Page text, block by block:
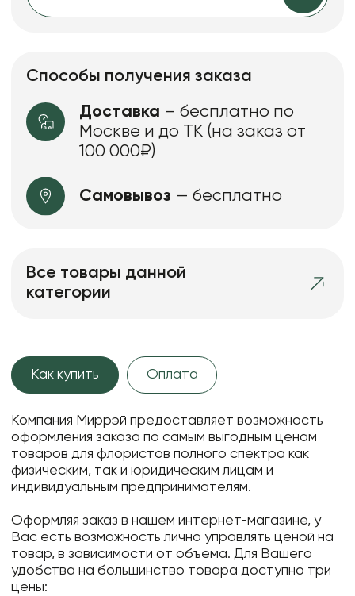
Способы получения заказа
Доставка – бесплатно по
Москве и до ТК (на заказ от
100 000₽)
Самовывоз — бесплатно
Все товары данной
категории
Как купить Оплата
Компания Миррэй предоставляет возможность
оформления заказа по самым выгодным ценам
товаров для флористов полного спектра как
физическим, так и юридическим лицам и
индивидуальным предпринимателям.
Оформляя заказ в нашем интернет-магазине, у
Вас есть возможность лично управлять ценой на
товар, в зависимости от объема. Для Вашего
удобства на большинство товара доступно три
цены: